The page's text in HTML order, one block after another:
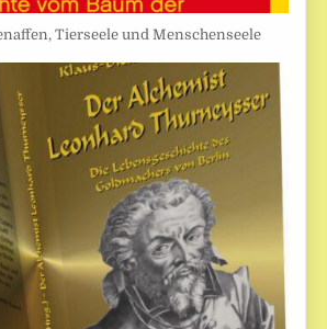
Tierseele und Menschenseele